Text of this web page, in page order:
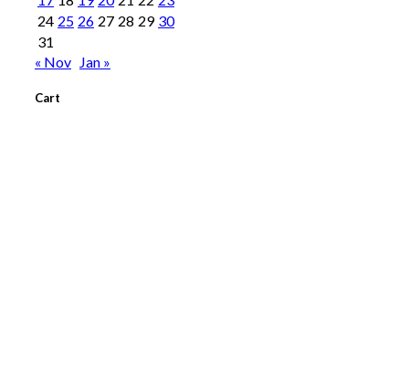
24 25 26 27 28 29 30
31
« Nov
Jan »
Cart